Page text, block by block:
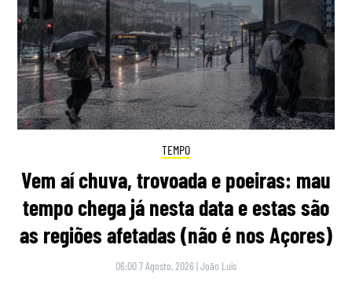
TEMPO
Vem aí chuva, trovoada e poeiras: mau
tempo chega já nesta data e estas são
as regiões afetadas (não é nos Açores)
06:00 7 Agosto, 2026 |João Luís